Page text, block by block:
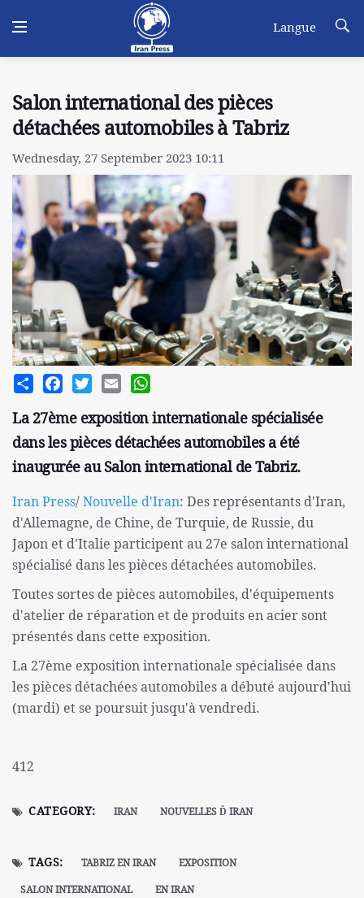
Langue
Salon international des pièces
détachées automobiles à Tabriz
Wednesday, 27 September 2023 10:11
Share FacebookTwitterEmail
La 27ème exposition internationale spécialisée
dans les pièces détachées automobiles a été
inaugurée au Salon international de Tabriz.
Iran Press/Nouvelle d'Iran: Des représentants d'Iran,
d'Allemagne, de Chine, de Turquie, de Russie, du
Japon et d'Italie participent au 27e salon international
spécialisé dans les pièces détachées automobiles.
Toutes sortes de pièces automobiles, d'équipements
d'atelier de réparation et de produits en acier sont
présentés dans cette exposition.
La 27ème exposition internationale spécialisée dans
les pièces détachées automobiles a débuté aujourd'hui
(mardi) et se poursuit jusqu'à vendredi.
412
CATEGORY: IRAN NOUVELLES Ď IRAN
TAGS: TABRIZ EN IRAN
EXPOSITION
SALON INTERNATIONAL
EN IRAN